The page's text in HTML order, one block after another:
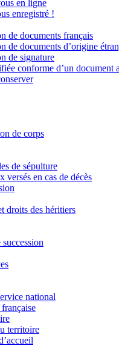
en ligne
enregistré !
de documents français
de documents d’origine
de signature
conforme d’un document
de corps
de sépulture
versés en cas de décès
droits des héritiers
national
territoire